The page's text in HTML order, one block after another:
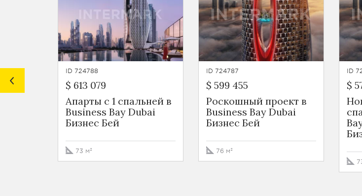
ID 724788
$ 613 079
Апарты с 1 спальней в
Business Bay Dubai
Бизнес Бей
73 м²
ID 724787
$ 599 455
Роскошный проект в
Business Bay Dubai
Бизнес Бей
76 м²
ID
$